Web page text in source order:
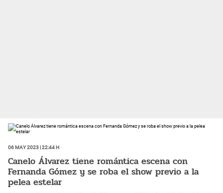
06 May 2023 | 22:44 h
Canelo Álvarez tiene romántica escena con
Fernanda Gómez y se roba el show previo a la
pelea estelar